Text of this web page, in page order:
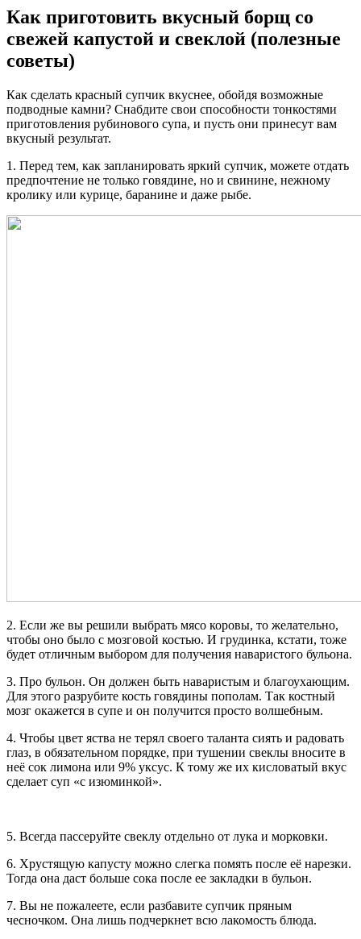
Как приготовить вкусный борщ со
свежей капустой и свеклой (полезные
советы)
Как сделать красный супчик вкуснее, обойдя возможные
подводные камни? Снабдите свои способности тонкостями
приготовления рубинового супа, и пусть они принесут вам
вкусный результат.
1. Перед тем, как запланировать яркий супчик, можете отдать
предпочтение не только говядине, но и свинине, нежному
кролику или курице, баранине и даже рыбе.
2. Если же вы решили выбрать мясо коровы, то желательно,
чтобы оно было с мозговой костью. И грудинка, кстати, тоже
будет отличным выбором для получения наваристого бульона.
3. Про бульон. Он должен быть наваристым и благоухающим.
Для этого разрубите кость говядины пополам. Так костный
мозг окажется в супе и он получится просто волшебным.
4. Чтобы цвет яства не терял своего таланта сиять и радовать
глаз, в обязательном порядке, при тушении свеклы вносите в
неё сок лимона или 9% уксус. К тому же их кисловатый вкус
сделает суп «с изюминкой».
5. Всегда пассеруйте свеклу отдельно от лука и морковки.
6. Хрустящую капусту можно слегка помять после её нарезки.
Тогда она даст больше сока после ее закладки в бульон.
7. Вы не пожалеете, если разбавите супчик пряным
чесночком. Она лишь подчеркнет всю лакомость блюда.